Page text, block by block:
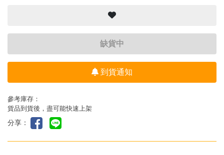
缺貨中
到貨通知
參考庫存：
貨品到貨後，盡可能快速上架
分享：